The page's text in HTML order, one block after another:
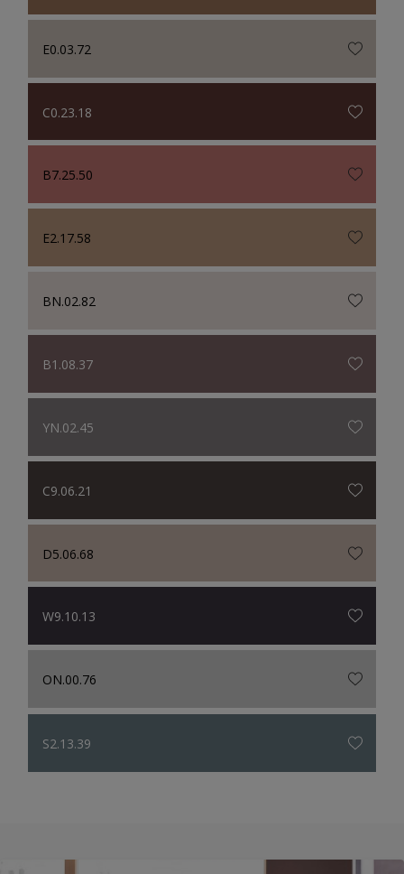
E0.03.72
C0.23.18
B7.25.50
E2.17.58
BN.02.82
B1.08.37
YN.02.45
C9.06.21
D5.06.68
W9.10.13
ON.00.76
S2.13.39